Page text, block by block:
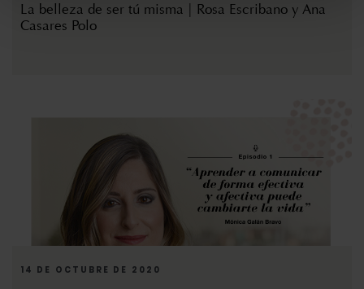
La belleza de ser tú misma | Rosa Escribano y Ana
Casares Polo
14 DE OCTUBRE DE 2020